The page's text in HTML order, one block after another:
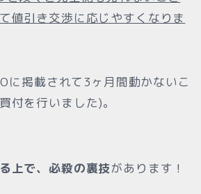
値引き交渉に応じやすくなりま
に掲載されて3ヶ月間動かないこ
付を行いました)。
上で、必殺の裏技があります！